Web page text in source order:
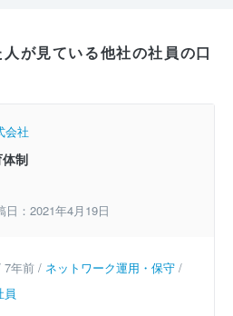
が見ている他社の社員の口
会社
制
：2021年4月19日
7年前 / ネットワーク運用・保守 /
員